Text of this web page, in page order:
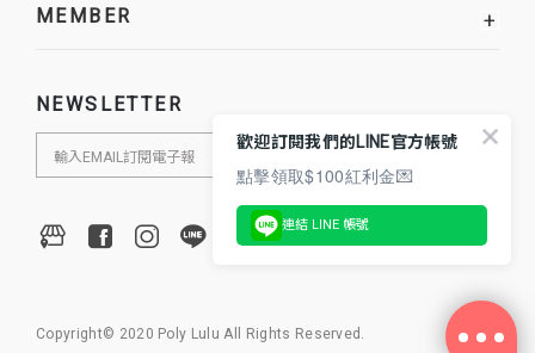
MEMBER +
NEWSLETTER
Copyright© 2020 Poly Lulu All Rights Reserved.
歡迎訂閱我們的LINE官方帳號
點擊領取$100紅利金💌
連結 LINE 帳號